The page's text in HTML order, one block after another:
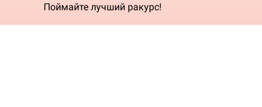
Поймайте лучший ракурс!